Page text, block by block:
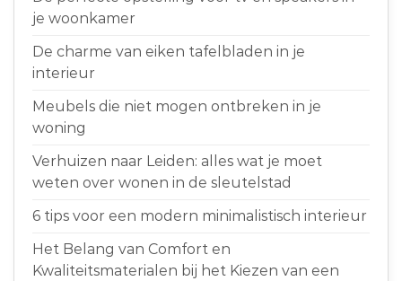
je woonkamer
De charme van eiken tafelbladen in je
interieur
Meubels die niet mogen ontbreken in je
woning
Verhuizen naar Leiden: alles wat je moet
weten over wonen in de sleutelstad
6 tips voor een modern minimalistisch interieur
Het Belang van Comfort en
Kwaliteitsmaterialen bij het Kiezen van een